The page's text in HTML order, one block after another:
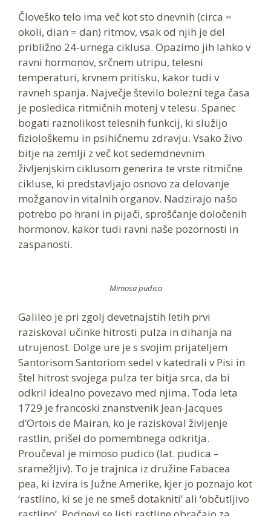
Človeško telo ima več kot sto dnevnih (circa =
okoli, dian = dan) ritmov, vsak od njih je del
približno 24-urnega ciklusa. Opazimo jih lahko v
ravni hormonov, srčnem utripu, telesni
temperaturi, krvnem pritisku, kakor tudi v
ravneh spanja. Največje število bolezni tega časa
je posledica ritmičnih motenj v telesu. Spanec
bogati raznolikost telesnih funkcij, ki služijo
fiziološkemu in psihičnemu zdravju. Vsako živo
bitje na zemlji z več kot sedemdnevnim
življenjskim ciklusom generira te vrste ritmične
cikluse, ki predstavljajo osnovo za delovanje
možganov in vitalnih organov. Nadzirajo našo
potrebo po hrani in pijači, sproščanje določenih
hormonov, kakor tudi ravni naše pozornosti in
zaspanosti.
Mimosa pudica
Galileo je pri zgolj devetnajstih letih prvi
raziskoval učinke hitrosti pulza in dihanja na
utrujenost. Dolge ure je s svojim prijateljem
Santorisom Santoriom sedel v katedrali v Pisi in
štel hitrost svojega pulza ter bitja srca, da bi
odkril idealno povezavo med njima. Toda leta
1729 je francoski znanstvenik Jean-Jacques
d’Ortois de Mairan, ko je raziskoval življenje
rastlin, prišel do pomembnega odkritja.
Proučeval je mimoso pudico (lat. pudica –
sramežljiv). To je trajnica iz družine Fabacea
pea, ki izvira is Južne Amerike, kjer jo poznajo kot
‘rastlino, ki se je ne smeš dotakniti’ ali ‘občutljivo